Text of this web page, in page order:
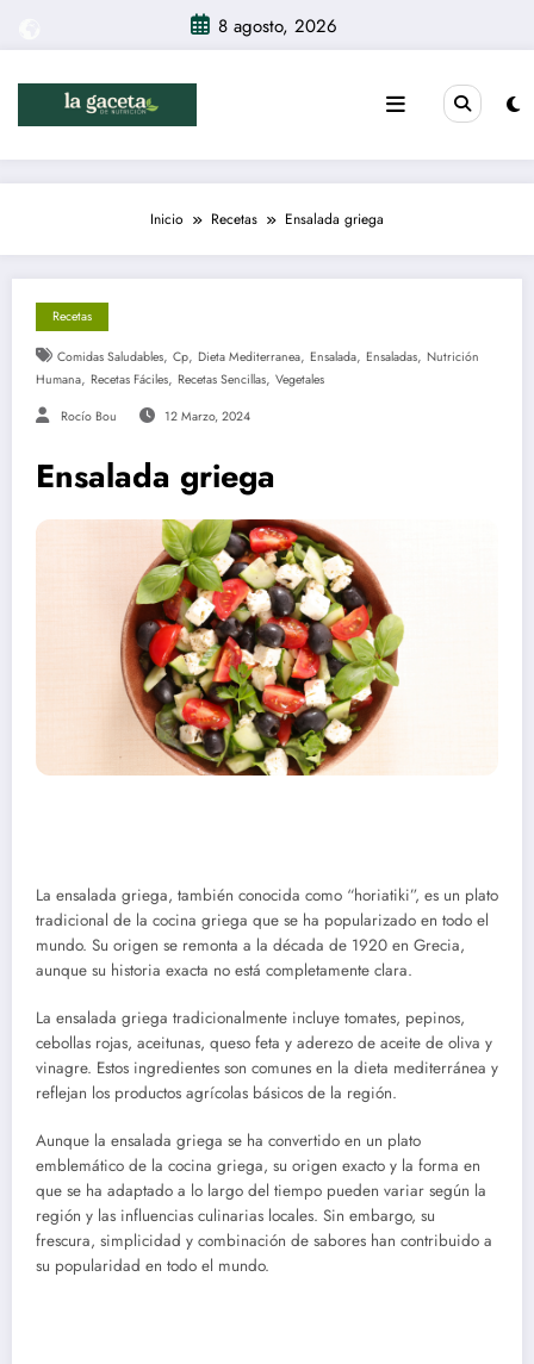
contenido
8 agosto, 2026
Inicio Recetas Ensalada griega
Recetas
Comidas Saludables, Cp, Dieta Mediterranea, Ensalada, Ensaladas, Nutrición
Humana, Recetas Fáciles, Recetas Sencillas, Vegetales
Rocío Bou 12 Marzo, 2024
Ensalada griega
La ensalada griega, también conocida como “horiatiki”, es un plato
tradicional de la cocina griega que se ha popularizado en todo el
mundo. Su origen se remonta a la década de 1920 en Grecia,
aunque su historia exacta no está completamente clara.
La ensalada griega tradicionalmente incluye tomates, pepinos,
cebollas rojas, aceitunas, queso feta y aderezo de aceite de oliva y
vinagre. Estos ingredientes son comunes en la dieta mediterránea y
reflejan los productos agrícolas básicos de la región.
Aunque la ensalada griega se ha convertido en un plato
emblemático de la cocina griega, su origen exacto y la forma en
que se ha adaptado a lo largo del tiempo pueden variar según la
región y las influencias culinarias locales. Sin embargo, su
frescura, simplicidad y combinación de sabores han contribuido a
su popularidad en todo el mundo.